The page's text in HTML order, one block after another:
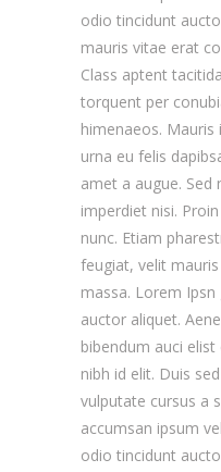
odio tincidunt
mauris vitae erat
Class aptent
torquent per
himenaeos.
urna eu felis
amet a augue. Sed
imperdiet nisi.
nunc. Etiam
feugiat, velit
massa. Lorem Ipsn
auctor aliquet.
bibendum auci
nibh id elit. Duis
vulputate cursus a
accumsan ipsum
odio tincidunt